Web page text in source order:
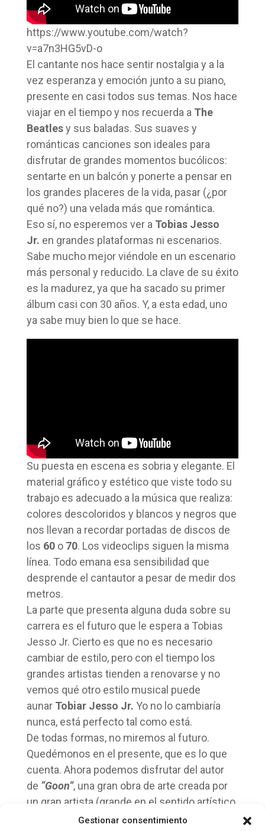
Gestionar consentimiento
https://www.youtube.com/watch?
v=a7n3HG5vD-o
El cantante nos hace sentir nostalgia y a la
vez esperanza y emoción junto a su piano,
presente en casi todos sus temas. Nos hace
viajar en el tiempo y nos recuerda a The
Beatlesy sus baladas. Sus suaves y
románticas canciones son ideales para
disfrutar de grandes momentos bucólicos:
sentarte en un balcón y ponerte a pensar en
los grandes placeres de la vida, pasar (¿por
qué no?) una velada más que romántica.
Eso sí, no esperemos ver a Tobias Jesso
Jr. en grandes plataformas ni escenarios.
Sabe mucho mejor viéndole en un escenario
más personal y reducido. La clave de su éxito
es la madurez, ya que ha sacado su primer
álbum casi con 30 años. Y, a esta edad, uno
ya sabe muy bien lo que se hace.
Su puesta en escena es sobria y elegante. El
material gráfico y estético que viste todo su
trabajo es adecuado a la música que realiza:
colores descoloridos y blancos y negros que
nos llevan a recordar portadas de discos de
los 60o 70. Los videoclips siguen la misma
línea. Todo emana esa sensibilidad que
desprende el cantautor a pesar de medir dos
metros.
La parte que presenta alguna duda sobre su
carrera es el futuro que le espera a Tobias
Jesso Jr. Cierto es que no es necesario
cambiar de estilo, pero con el tiempo los
grandes artistas tienden a renovarse y no
vemos qué otro estilo musical puede
aunar Tobiar Jesso Jr. Yo no lo cambiaría
nunca, está perfecto tal como está.
De todas formas, no miremos al futuro.
Quedémonos en el presente, que es lo que
cuenta. Ahora podemos disfrutar del autor
de “Goon”, una gran obra de arte creada por
un gran artista (grande en el sentido artístico
y literal, porque mide más de dos metros).